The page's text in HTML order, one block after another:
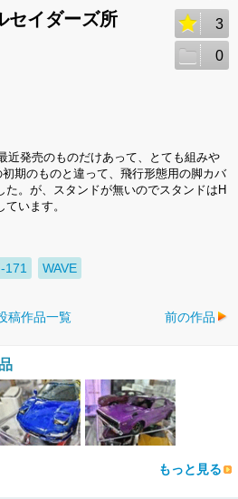
セイダーズ所
3
0
近発売のものだけあって、とても組みや
期のものと違って、飛行形態用の脚カバ
た。が、スタンドが無いのでスタンドはH
います。
171 WAVE
稿作品一覧 前の作品
もっと見る